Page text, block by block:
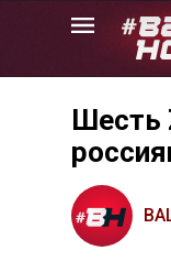
Skip
Шесть